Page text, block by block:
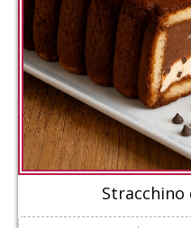
Stracchino